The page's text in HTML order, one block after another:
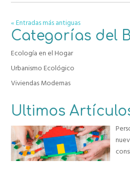
« Entradas más antiguas
Categorías del
Ecología en el Hogar
Urbanismo Ecológico
Viviendas Modernas
Ultimos